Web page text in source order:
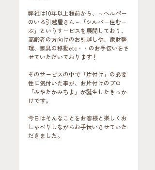
弊社は10年以上程前から、～ヘルパー
のいる引越屋さん～「シルバー住むー
ぶ」というサービスを展開しており、
高齢者の方向けのお引越しや、家財整
理、家具の移動etc・・のお手伝いをさ
せていただいております！
そのサービスの中で「片付け」の必要
性に気付いた事が、お片付けのプロ
「みやたかみちよ」が誕生したきっか
けです。
今日はそんなことをお客様と楽しくお
しゃべりしながらお手伝いさせていた
だきました。